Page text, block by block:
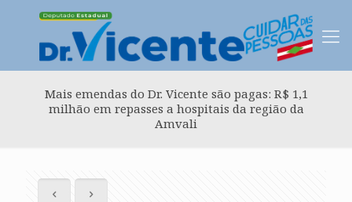
Mais emendas do Dr. Vicente são pagas: R$ 1,1
milhão em repasses a hospitais da região da
Amvali